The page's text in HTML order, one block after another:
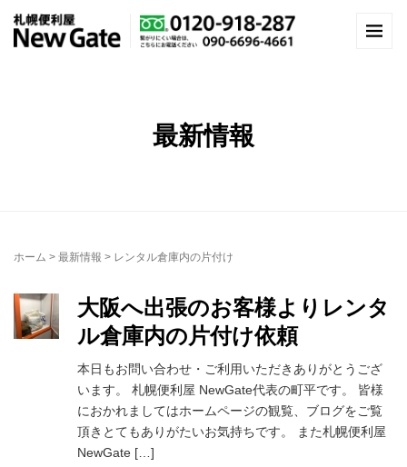
最新情報
ホーム > 最新情報 > レンタル倉庫内の片付け
大阪へ出張のお客様よりレンタ
ル倉庫内の片付け依頼
本日もお問い合わせ・ご利用いただきありがとうござ
います。 札幌便利屋 NewGate代表の町平です。 皆様
におかれましてはホームページの観覧、ブログをご覧
頂きとてもありがたいお気持ちです。 また札幌便利屋
NewGate […]